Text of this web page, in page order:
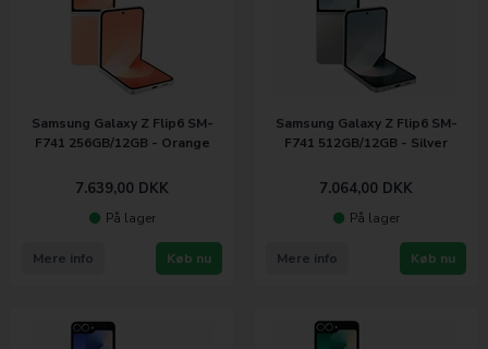
Samsung Galaxy Z Flip6 SM-
F741 256GB/12GB - Orange
7.639,00 DKK
På lager
Køb nu
Mere info
Samsung Galaxy Z Flip6 SM-
F741 512GB/12GB - Silver
7.064,00 DKK
På lager
Køb nu
Mere info